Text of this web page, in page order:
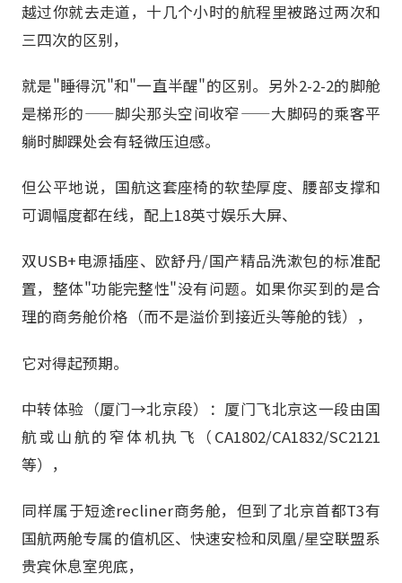
越过你就去走道，十几个小时的航程里被路过两次和
三四次的区别，
就是"睡得沉"和"一直半醒"的区别。另外2-2-2的脚舱
是梯形的——脚尖那头空间收窄——大脚码的乘客平
躺时脚踝处会有轻微压迫感。
但公平地说，国航这套座椅的软垫厚度、腰部支撑和
可调幅度都在线，配上18英寸娱乐大屏、
双USB+电源插座、欧舒丹/国产精品洗漱包的标准配
置，整体"功能完整性"没有问题。如果你买到的是合
理的商务舱价格（而不是溢价到接近头等舱的钱），
它对得起预期。
中转体验（厦门→北京段）：厦门飞北京这一段由国
航或山航的窄体机执飞（CA1802/CA1832/SC2121
等），
同样属于短途recliner商务舱，但到了北京首都T3有
国航两舱专属的值机区、快速安检和凤凰/星空联盟系
贵宾休息室兜底，